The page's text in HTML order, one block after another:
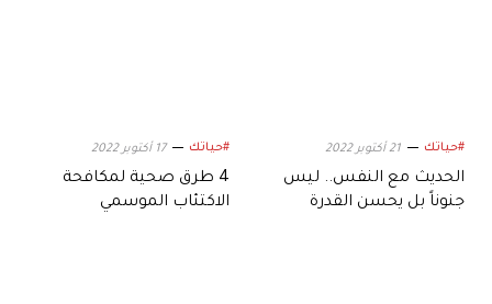
#حياتك 21 أكتوبر 2022
الحديث مع النفس.. ليس
جنوناً بل يحسن القدرة
#حياتك 17 أكتوبر 2022
4 طرق صحية لمكافحة
الاكتئاب الموسمي